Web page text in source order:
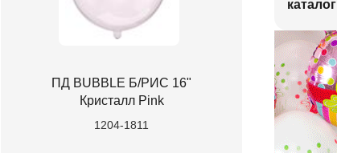
ПД BUBBLE Б/РИС 16"
Кристалл Pink
1204-1811